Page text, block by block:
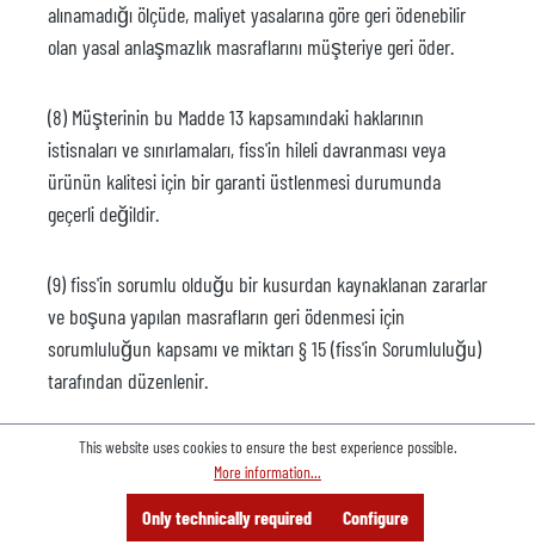
Consulting Search
Offer
alınamadığı ölçüde, maliyet yasalarına göre geri ödenebilir
olan yasal anlaşmazlık masraflarını müşteriye geri öder.
(8) Müşterinin bu Madde 13 kapsamındaki haklarının
istisnaları ve sınırlamaları, fiss'in hileli davranması veya
ürünün kalitesi için bir garanti üstlenmesi durumunda
geçerli değildir.
(9) fiss'in sorumlu olduğu bir kusurdan kaynaklanan zararlar
ve boşuna yapılan masrafların geri ödenmesi için
sorumluluğun kapsamı ve miktarı § 15 (fiss'in Sorumluluğu)
tarafından düzenlenir.
§ 14 Yasal kusurlar
(1) fiss, malların Federal Almanya Cumhuriyeti'nde herhangi
bir üçüncü taraf hakkına tabi olmadığını garanti eder. fiss,
This website uses cookies to ensure the best experience possible.
More information...
Only technically required Configure